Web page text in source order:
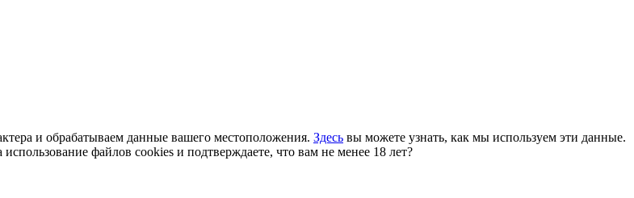
и обрабатываем данные вашего местоположения. Здесь вы можете узнать, как мы используем эти данные.
файлов cookies и подтверждаете, что вам не менее 18 лет?